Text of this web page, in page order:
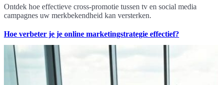
Ontdek hoe effectieve cross-promotie tussen tv en social media
campagnes uw merkbekendheid kan versterken.
Hoe verbeter je je online marketingstrategie effectief?